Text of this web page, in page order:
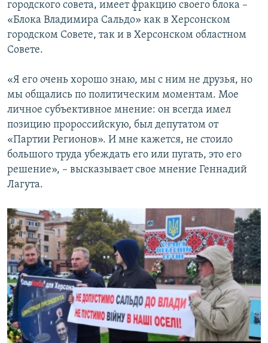
городского совета, имеет фракцию своего блока –
«Блока Владимира Сальдо» как в Херсонском
городском Совете, так и в Херсонском областном
Совете.
«Я его очень хорошо знаю, мы с ним не друзья, но
мы общались по политическим моментам. Мое
личное субъективное мнение: он всегда имел
позицию пророссийскую, был депутатом от
«Партии Регионов». И мне кажется, не стоило
большого труда убеждать его или пугать, это его
решение», – высказывает свое мнение Геннадий
Лагута.